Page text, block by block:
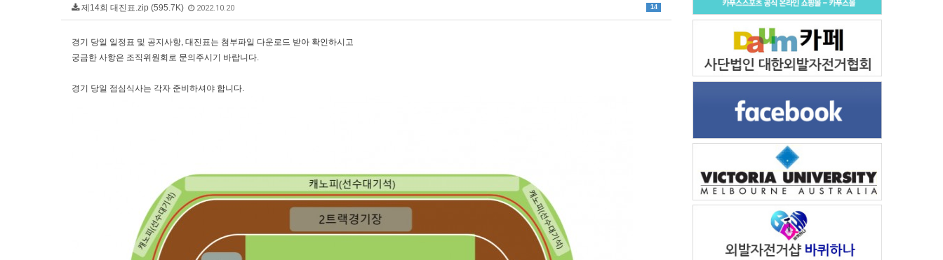
14
제14회 대진표.zip (595.7K) 2022.10.20
경기 당일 일정표 및 공지사항, 대진표는 첨부파일 다운로드 받아 확인하시고
궁금한 사항은 조직위원회로 문의주시기 바랍니다.
경기 당일 점심식사는 각자 준비하셔야 합니다.